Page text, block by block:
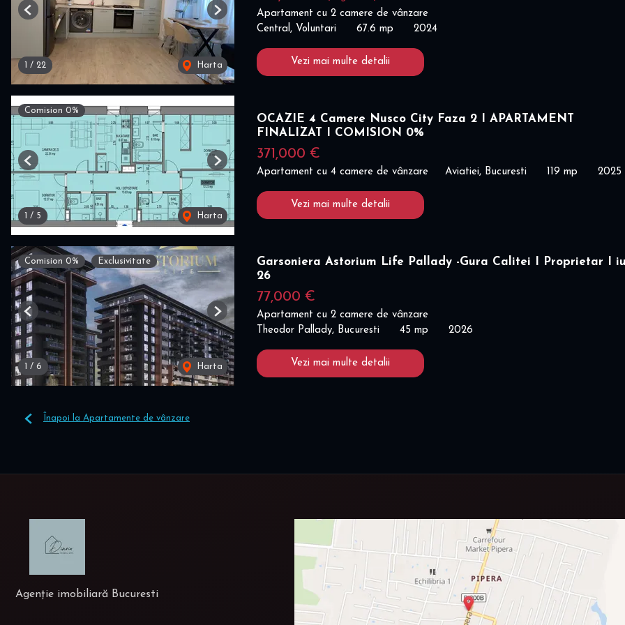
/ 22 Harta
Previous Next
Apartament cu 2 camere de vânzare
Central, Voluntari
67.6 mp 2024
Vezi mai multe detalii
Comision 0%
/ 5 Harta
Previous Next
OCAZIE 4 Camere Nusco City Faza 2 I APARTAMENT
FINALIZAT I COMISION 0%
371,000 €
Apartament cu 4 camere de vânzare Aviatiei, Bucuresti 119 mp 2025
Vezi mai multe detalii
Comision 0% Exclusivitate
/ 6 Harta
Previous Next
Garsoniera Astorium Life Pallady -Gura Calitei I Proprietar I
26
77,000 €
Apartament cu 2 camere de vânzare
Theodor Pallady, Bucuresti
45 mp 2026
Vezi mai multe detalii
Înapoi la Apartamente de vânzare
Agenție imobiliară Bucuresti